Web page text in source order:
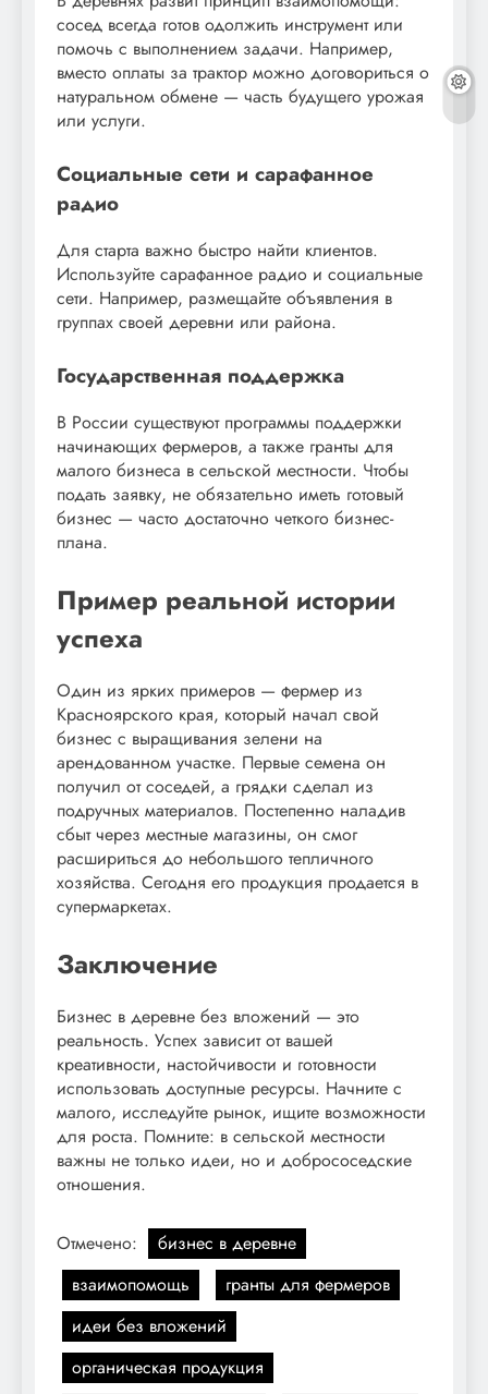
сосед всегда готов одолжить инструмент или
помочь с выполнением задачи. Например,
вместо оплаты за трактор можно договориться о
натуральном обмене — часть будущего урожая
или услуги.
Социальные сети и сарафанное
радио
Для старта важно быстро найти клиентов.
Используйте сарафанное радио и социальные
сети. Например, размещайте объявления в
группах своей деревни или района.
Государственная поддержка
В России существуют программы поддержки
начинающих фермеров, а также гранты для
малого бизнеса в сельской местности. Чтобы
подать заявку, не обязательно иметь готовый
бизнес — часто достаточно четкого бизнес-
плана.
Пример реальной истории
успеха
Один из ярких примеров — фермер из
Красноярского края, который начал свой
бизнес с выращивания зелени на
арендованном участке. Первые семена он
получил от соседей, а грядки сделал из
подручных материалов. Постепенно наладив
сбыт через местные магазины, он смог
расшириться до небольшого тепличного
хозяйства. Сегодня его продукция продается в
супермаркетах.
Заключение
Бизнес в деревне без вложений — это
реальность. Успех зависит от вашей
креативности, настойчивости и готовности
использовать доступные ресурсы. Начните с
малого, исследуйте рынок, ищите возможности
для роста. Помните: в сельской местности
важны не только идеи, но и добрососедские
отношения.
Отмечено:
бизнес в деревне
взаимопомощь
гранты для фермеров
идеи без вложений
органическая продукция